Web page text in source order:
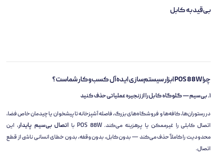
بی‌قید به کابل
چرا POS 88W ابزار سیستم‌سازی ایده‌آل کسب‌وکار شماست؟
۱. بی‌سیم — گلوگاه کابل را از زنجیره عملیاتی حذف کنید
در رستوران‌ها، کافه‌ها و فروشگاه‌های بزرگ، فاصله آشپزخانه تا پیشخوان یا چیدمان خاص فضا،
اتصال کابلی را غیرممکن یا پرهزینه می‌کند. POS 88W با
اتصال بی‌سیم پایدار، این
محدودیت را کاملاً حذف می‌کند — بدون کابل، بدون وقفه، بدون خطای انسانی ناشی از قطع
اتصال.